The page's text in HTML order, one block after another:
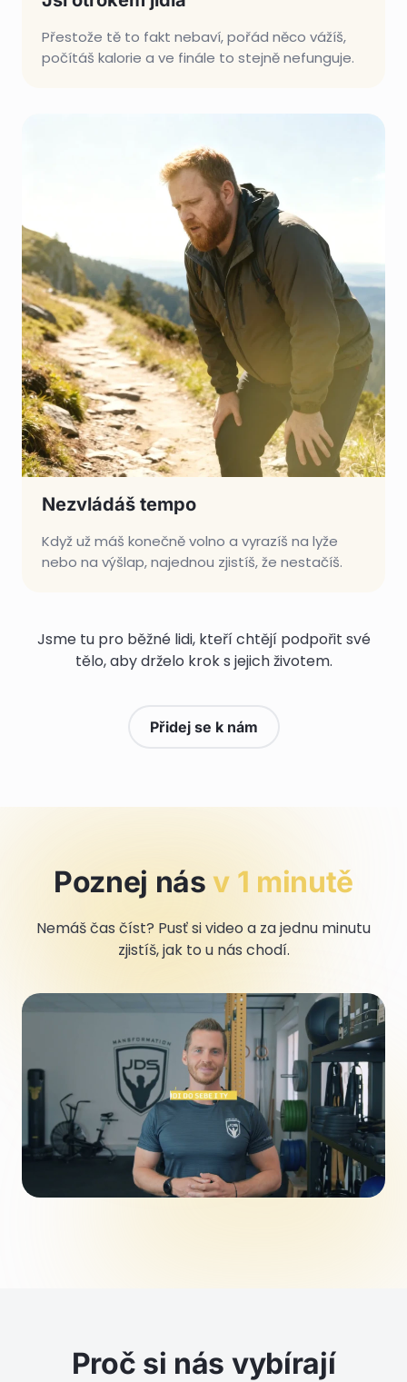
Přestože tě to fakt nebaví, pořád něco vážíš,
počítáš kalorie a ve finále to stejně nefunguje.
Nezvládáš tempo
Když už máš konečně volno a vyrazíš na lyže
nebo na výšlap, najednou zjistíš, že nestačíš.
Jsme tu pro běžné lidi, kteří chtějí podpořit své
tělo, aby drželo krok s jejich životem.
Přidej se k nám
Poznej nás v 1 minutě
Nemáš čas číst? Pusť si video a za jednu minutu
zjistíš, jak to u nás chodí.
Proč si nás vybírají